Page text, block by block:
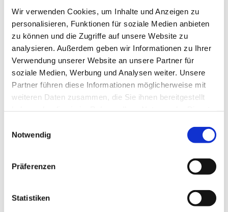
Wir verwenden Cookies, um Inhalte und Anzeigen zu
personalisieren, Funktionen für soziale Medien anbieten
zu können und die Zugriffe auf unsere Website zu
analysieren. Außerdem geben wir Informationen zu Ihrer
Verwendung unserer Website an unsere Partner für
soziale Medien, Werbung und Analysen weiter. Unsere
Partner führen diese Informationen möglicherweise mit
weiteren Daten zusammen, die Sie ihnen bereitgestellt
Notwendig
Präferenzen
Statistiken
Dies könnte Sie auch
interessieren